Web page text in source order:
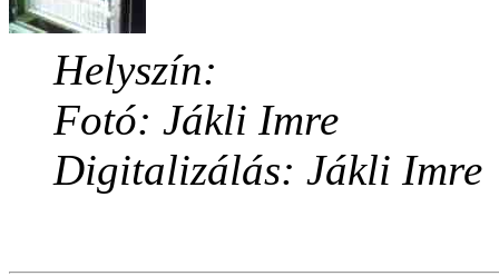
Helyszín:
Fotó: Jákli Imre
Digitalizálás: Jákli Imre